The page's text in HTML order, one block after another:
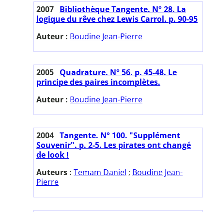
2007 Bibliothèque Tangente. N° 28. La
logique du rêve chez Lewis Carrol. p. 90-95
Auteur : Boudine Jean-Pierre
2005 Quadrature. N° 56. p. 45-48. Le
principe des paires incomplètes.
Auteur : Boudine Jean-Pierre
2004 Tangente. N° 100. "Supplément
Souvenir". p. 2-5. Les pirates ont changé
de look !
Auteurs : Temam Daniel ; Boudine Jean-
Pierre